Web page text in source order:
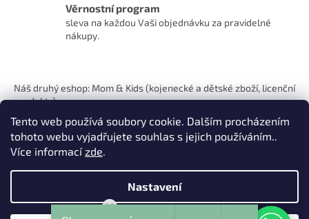
Tento web používá soubory cookie. Dalším procházením
tohoto webu vyjadřujete souhlas s jejich používáním..
Více informacízde.
Nastavení
Věrnostní program
sleva na každou Vaši objednávku za pravidelné
nákupy.
p
Náš druhý eshop: Mom & Kids (kojenecké a dětské zboží, licenční
produkty)
Vytvořil Shoptet